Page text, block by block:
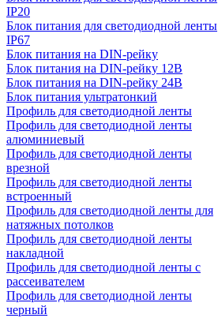
IP20
Блок питания для светодиодной ленты
IP67
Блок питания на DIN-рейку
Блок питания на DIN-рейку 12В
Блок питания на DIN-рейку 24В
Блок питания ультратонкий
Профиль для светодиодной ленты
Профиль для светодиодной ленты
алюминиевый
Профиль для светодиодной ленты
врезной
Профиль для светодиодной ленты
встроенный
Профиль для светодиодной ленты для
натяжных потолков
Профиль для светодиодной ленты
накладной
Профиль для светодиодной ленты с
рассеивателем
Профиль для светодиодной ленты
черный